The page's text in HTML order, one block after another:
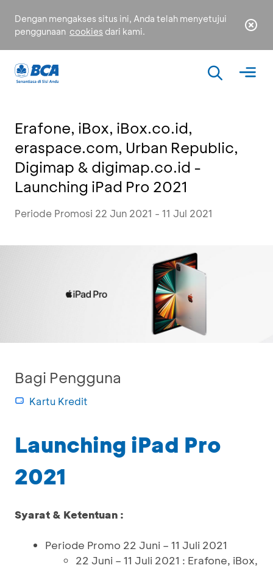
Dengan mengakses situs ini, Anda telah menyetujui
penggunaan cookies dari kami.
Erafone, iBox, iBox.co.id,
eraspace.com, Urban Republic,
Digimap & digimap.co.id -
Launching iPad Pro 2021
Periode Promosi 22 Jun 2021 - 11 Jul 2021
Bagi Pengguna
Kartu Kredit
Launching iPad Pro
2021
Syarat & Ketentuan :
Periode Promo 22 Juni – 11 Juli 2021
22 Juni – 11 Juli 2021 : Erafone, iBox,